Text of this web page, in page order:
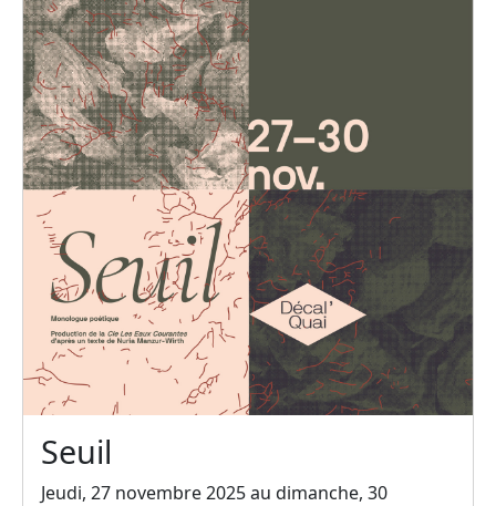
Seuil
Jeudi, 27 novembre 2025 au dimanche, 30